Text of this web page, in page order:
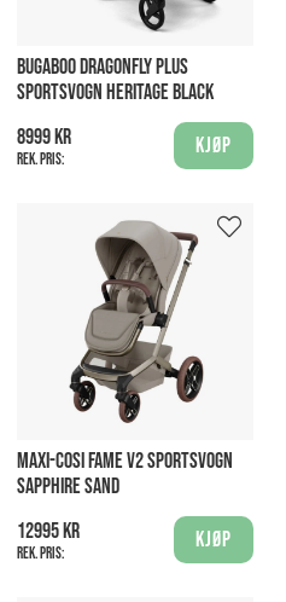
BUGABOO DRAGONFLY PLUS
SPORTSVOGN HERITAGE BLACK
8999 kr
Rek. pris:
Kjøp
MAXI-COSI FAME V2 SPORTSVOGN
SAPPHIRE SAND
12995 kr
Rek. pris:
Kjøp